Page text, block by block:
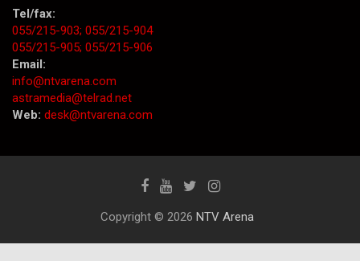
Tel/fax:
055/215-903; 055/215-904
055/215-905; 055/215-906
Email:
info@ntvarena.com
astramedia@telrad.net
Web: desk@ntvarena.com
Copyright © 2026 NTV Arena